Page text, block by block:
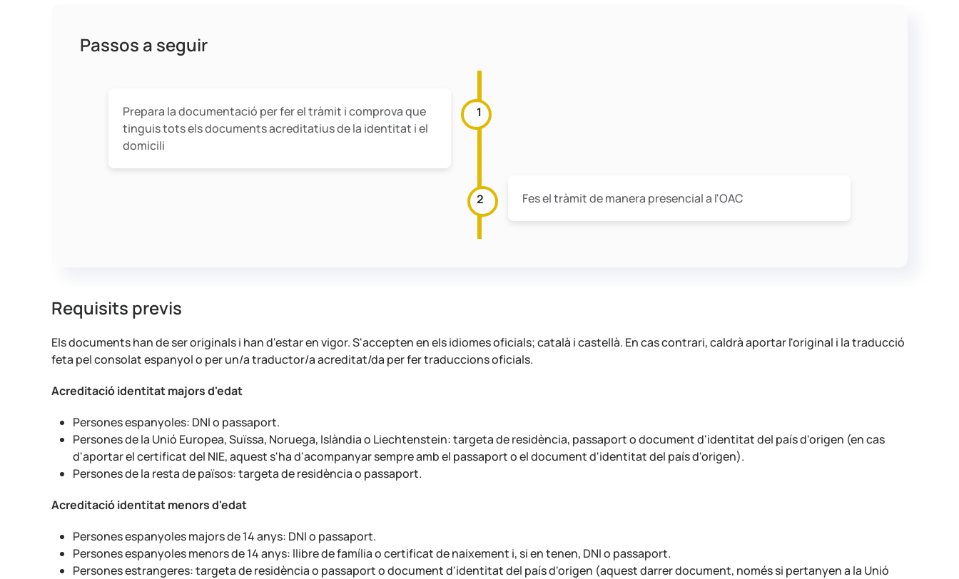
Passos a seguir
Prepara la documentació per fer el tràmit i comprova que
tinguis tots els documents acreditatius de la identitat i el
domicili
1
Fes el tràmit de manera presencial a l'OAC
2
Requisits previs
Els documents han de ser originals i han d'estar en vigor. S'accepten en els idiomes oficials; català i castellà. En cas contrari, caldrà aportar l'original i la traducció
feta pel consolat espanyol o per un/a traductor/a acreditat/da per fer traduccions oficials.
Acreditació identitat majors d'edat
Persones espanyoles: DNI o passaport.
Persones de la Unió Europea, Suïssa, Noruega, Islàndia o Liechtenstein: targeta de residència, passaport o document d'identitat del país d'origen (en cas
d'aportar el certificat del NIE, aquest s'ha d'acompanyar sempre amb el passaport o el document d'identitat del país d'origen).
Persones de la resta de països: targeta de residència o passaport.
Acreditació identitat menors d'edat
Persones espanyoles majors de 14 anys: DNI o passaport.
Persones espanyoles menors de 14 anys: llibre de família o certificat de naixement i, si en tenen, DNI o passaport.
Persones estrangeres: targeta de residència o passaport o document d'identitat del país d'origen (aquest darrer document, només si pertanyen a la Unió